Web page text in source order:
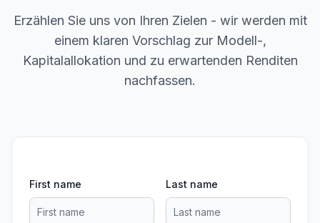
Erzählen Sie uns von Ihren Zielen - wir werden mit
einem klaren Vorschlag zur Modell-,
Kapitalallokation und zu erwartenden Renditen
nachfassen.
First name Last name